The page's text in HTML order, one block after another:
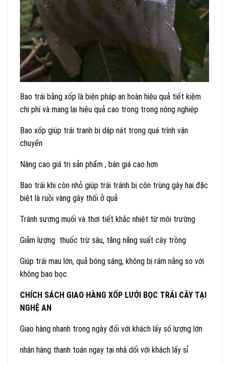
Bao trái bằng xốp là biện pháp an hoàn hiệu quả tiết kiệm
chi phí và mang lại hiệu quả cao trong trong nông nghiệp
Bao xốp giúp trái tranh bị dập nát trong quá trình vận
chuyển
Nâng cao giá trị sản phẩm , bán giá cao hơn
Bao trái khi còn nhỏ giúp trái tránh bị côn trùng gây hại đặc
biệt là ruồi vàng gây thối ở quả
Tránh sương muối và thơi tiết khắc nhiệt từ môi trường
Giảm lượng thuốc trừ sâu, tăng năng suất cây trồng
Giúp trái mau lớn, quả bóng sáng, không bị rám nắng so với
không bao bọc
CHÍCH SÁCH GIAO HÀNG XỐP LƯỚI BỌC TRÁI CÂY TẠI
NGHỆ AN
Giao hàng nhanh trong ngày đối với khách lấy số lượng lớn
nhận hàng thanh toán ngay tại nhà dối với khách lấy sỉ